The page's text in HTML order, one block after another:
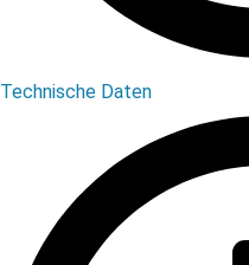
Technische Daten